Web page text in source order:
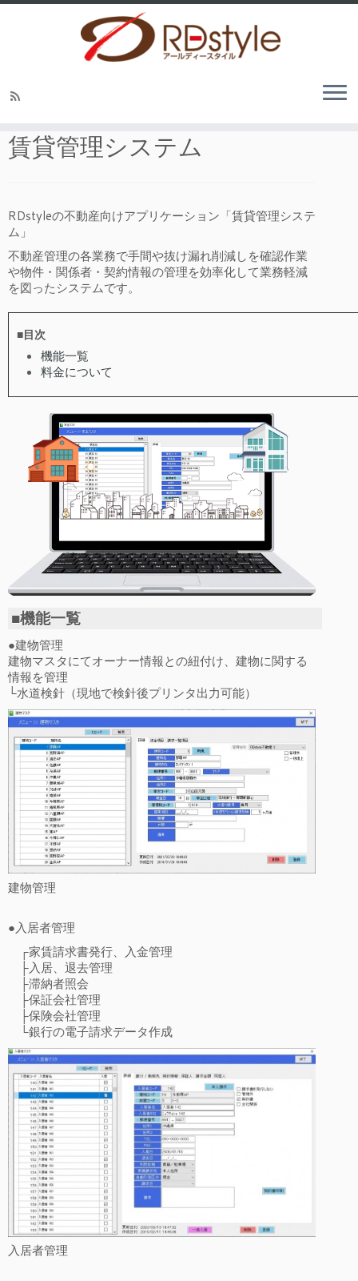
賃貸管理システム
RDstyleの不動産向けアプリケーション「賃貸管理システ
ム」
不動産管理の各業務で手間や抜け漏れ削減しを確認作業
や物件・関係者・契約情報の管理を効率化して業務軽減
を図ったシステムです。
■目次
機能一覧
料金について
■機能一覧
●建物管理
建物マスタにてオーナー情報との紐付け、建物に関する
情報を管理
└水道検針（現地で検針後プリンタ出力可能）
建物管理
●入居者管理
┌家賃請求書発行、入金管理
├入居、退去管理
├滞納者照会
├保証会社管理
├保険会社管理
└銀行の電子請求データ作成
入居者管理